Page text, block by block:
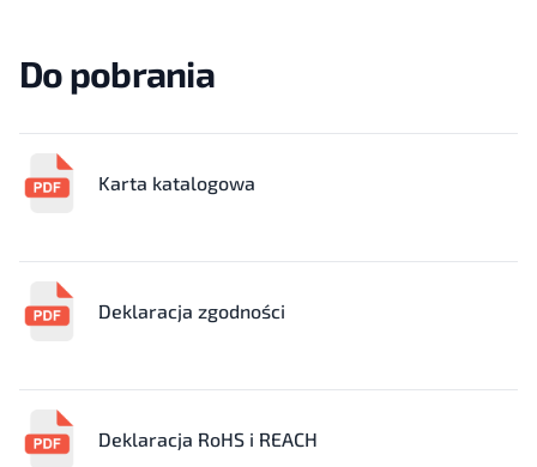
Do pobrania
Karta katalogowa
Deklaracja zgodności
Deklaracja RoHS i REACH